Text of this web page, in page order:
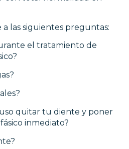
las siguientes preguntas:
el tratamiento de
quitar tu diente y poner
inmediato?